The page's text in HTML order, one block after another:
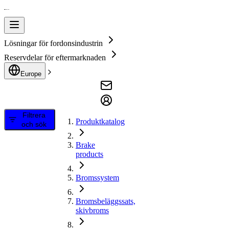
Lösningar för fordonsindustrin
Reservdelar för eftermarknaden
Europe
Filtrera
och sök
Produktkatalog
Brake
products
Bromssystem
Bromsbeläggssats,
skivbroms